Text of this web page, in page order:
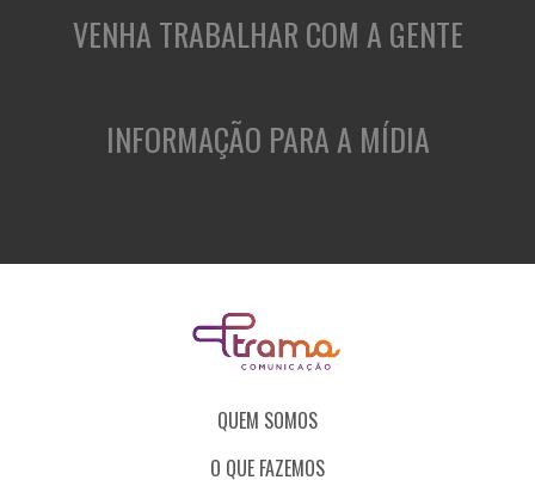
VENHA TRABALHAR COM A GENTE
INFORMAÇÃO PARA A MÍDIA
QUEM SOMOS
O QUE FAZEMOS